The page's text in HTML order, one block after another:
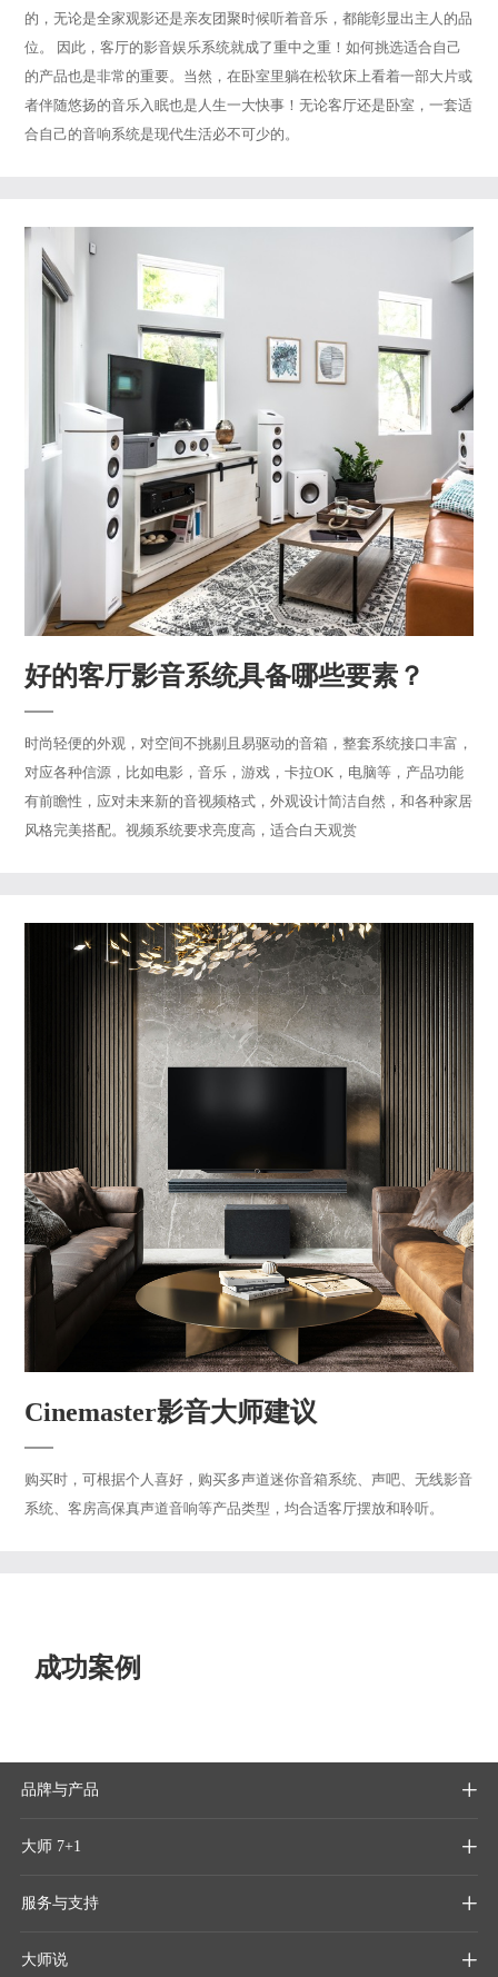
的，无论是全家观影还是亲友团聚时候听着音乐，都能彰显出主人的品
位。 因此，客厅的影音娱乐系统就成了重中之重！如何挑选适合自己
的产品也是非常的重要。当然，在卧室里躺在松软床上看着一部大片或
者伴随悠扬的音乐入眠也是人生一大快事！无论客厅还是卧室，一套适
合自己的音响系统是现代生活必不可少的。
好的客厅影音系统具备哪些要素？
时尚轻便的外观，对空间不挑剔且易驱动的音箱，整套系统接口丰富，
对应各种信源，比如电影，音乐，游戏，卡拉OK，电脑等，产品功能
有前瞻性，应对未来新的音视频格式，外观设计简洁自然，和各种家居
风格完美搭配。视频系统要求亮度高，适合白天观赏
Cinemaster影音大师建议
购买时，可根据个人喜好，购买多声道迷你音箱系统、声吧、无线影音
系统、客房高保真声道音响等产品类型，均合适客厅摆放和聆听。
成功案例
品牌与产品 
大师 7+1 
服务与支持 
大师说 